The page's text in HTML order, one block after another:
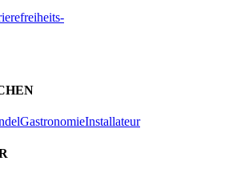
GastronomieInstallateur